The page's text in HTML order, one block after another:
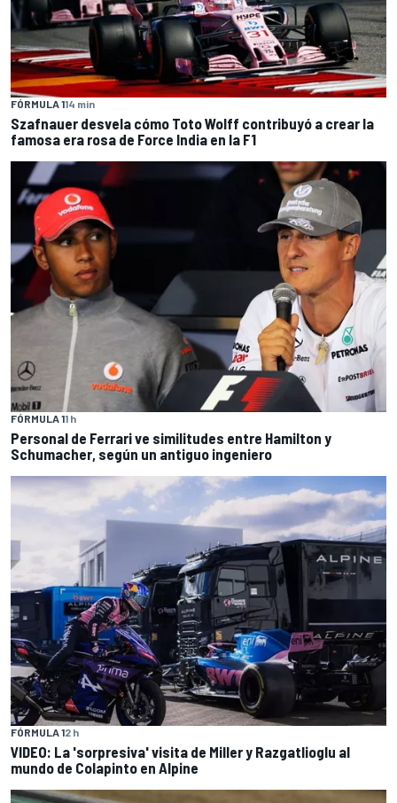
FÓRMULA 114 min
Szafnauer desvela cómo Toto Wolff contribuyó a crear la
famosa era rosa de Force India en la F1
FÓRMULA 11 h
Personal de Ferrari ve similitudes entre Hamilton y
Schumacher, según un antiguo ingeniero
FÓRMULA 12 h
VIDEO: La 'sorpresiva' visita de Miller y Razgatlioglu al
mundo de Colapinto en Alpine